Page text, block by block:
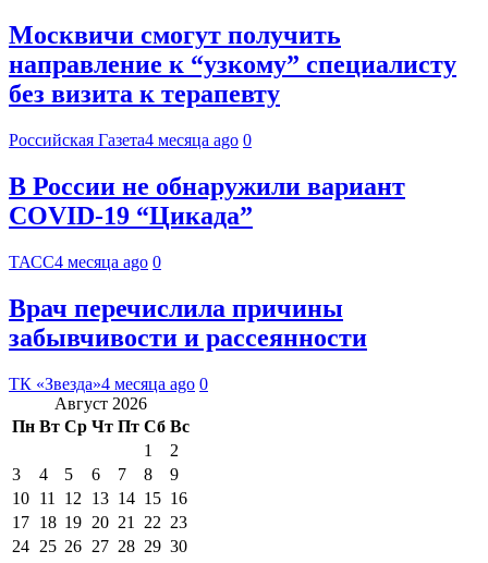
Москвичи смогут получить
направление к “узкому” специалисту
без визита к терапевту
Российская Газета4 месяца ago 0
В России не обнаружили вариант
COVID-19 “Цикада”
ТАСС4 месяца ago 0
Врач перечислила причины
забывчивости и рассеянности
ТК «Звезда»4 месяца ago 0
Август 2026
Пн Вт Ср Чт Пт Сб Вс
1
2
3
4 5 6 7 8
9
10 11 12 13 14 15 16
17 18 19 20 21 22 23
24 25 26 27 28 29 30